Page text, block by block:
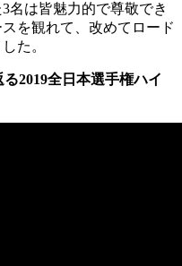
名は皆魅力的で尊敬でき
を観れて、改めてロード
た。
2019全日本選手権ハイ